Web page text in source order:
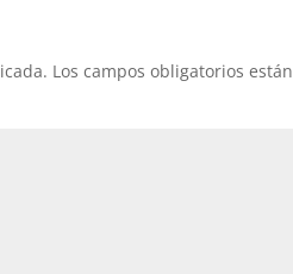
Los campos obligatorios